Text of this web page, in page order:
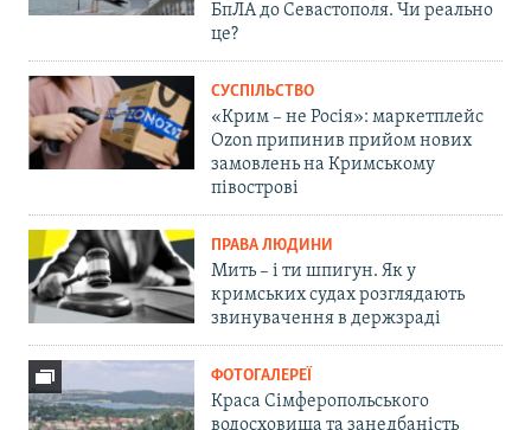
БпЛА до Севастополя. Чи реально
це?
СУСПІЛЬСТВО
«Крим – не Росія»: маркетплейс
Ozon припинив прийом нових
замовлень на Кримському
півострові
ПРАВА ЛЮДИНИ
Мить – і ти шпигун. Як у
кримських судах розглядають
звинувачення в держзраді
ФОТОГАЛЕРЕЇ
Краса Сімферопольського
водосховища та занедбаність